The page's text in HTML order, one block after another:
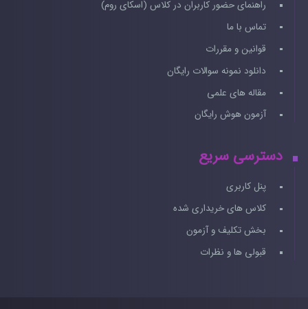
راهنمای حضور کاربران در کلاس (اسکای روم)
تماس با ما
قوانین و مقررات
دانلود نمونه سوالات رایگان
مقاله های علمی
آزمون هوش رایگان
دسترسی سریع
پنل کاربری
کلاس های خریداری شده
بخش تکلیف و آزمون
قبولی ها و نظرات